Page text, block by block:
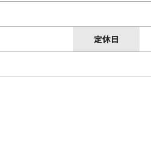
定休日